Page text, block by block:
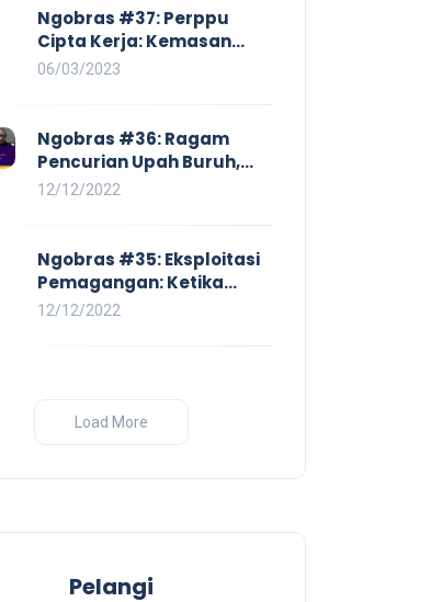
Membayangi dan
Eksploitasi di Dunia Kerja
Ngobras #37: Perppu
Cipta Kerja: Kemasan
Baru UU Cipta Kerja yang
06/03/2023
Ngobras #36: Ragam
Pencurian Upah Buruh,
Mulai Dari No Work No Pay
12/12/2022
Ngobras #35: Eksploitasi
Pemagangan: Ketika
Instituasi Pendidikan
12/12/2022
Load More
Pelangi